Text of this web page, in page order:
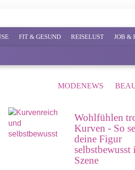
FIT & GESUND REISELUST JOB &
MODENEWS
Wohlfühlen
Kurven - So
deine Figur
selbstbewusst
Szene